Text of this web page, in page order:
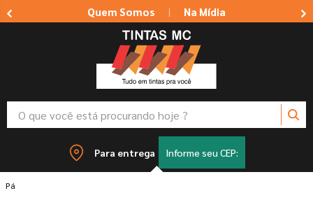
Quem Somos | Na Mídia
Para entrega Informe seu CEP:
TERMOS MAIS BUSCADOS
1º tinta suvinil